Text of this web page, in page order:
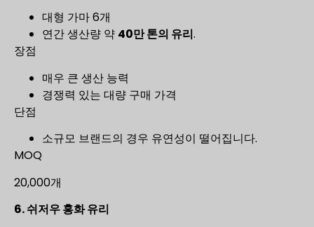
대형 가마 6개
연간 생산량 약 40만 톤의 유리.
장점
매우 큰 생산 능력
경쟁력 있는 대량 구매 가격
단점
소규모 브랜드의 경우 유연성이 떨어집니다.
MOQ
20,000개
6. 쉬저우 홍화 유리